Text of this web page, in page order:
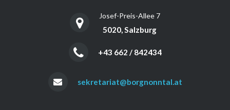
Josef-Preis-Allee 7
5020, Salzburg
+43 662 / 842434
sekretariat@borgnonntal.at